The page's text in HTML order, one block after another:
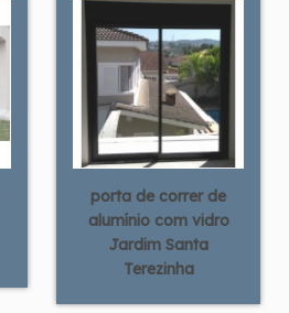
porta de correr de
alumínio com vidro
Jardim Santa
Terezinha